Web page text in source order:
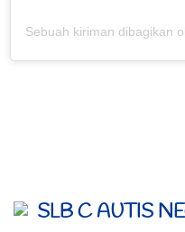
SLB C AUTIS